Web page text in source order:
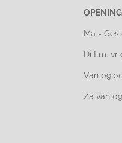
Ma -
Di t.m. vr
Van
Za van